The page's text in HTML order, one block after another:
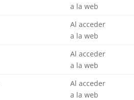
a la web
Al acceder
a la web
Al acceder
a la web
Al acceder
a la web